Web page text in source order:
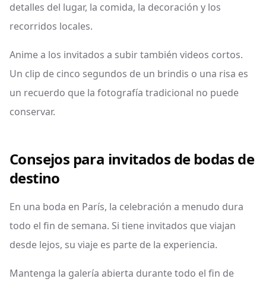
detalles del lugar, la comida, la decoración y los
recorridos locales.
Anime a los invitados a subir también videos cortos.
Un clip de cinco segundos de un brindis o una risa es
un recuerdo que la fotografía tradicional no puede
conservar.
Consejos para invitados de bodas de
destino
En una boda en París, la celebración a menudo dura
todo el fin de semana. Si tiene invitados que viajan
desde lejos, su viaje es parte de la experiencia.
Mantenga la galería abierta durante todo el fin de